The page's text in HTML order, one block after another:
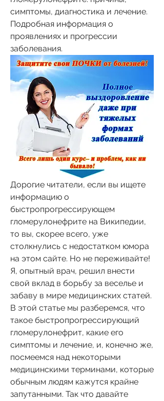
симптомы, диагностика и лечение.
Подробная информация о
проявлениях и прогрессии
заболевания.
Дорогие читатели, если вы ищете
информацию о
быстропрогрессирующем
гломерулонефрите на Википедии,
то вы, скорее всего, уже
столкнулись с недостатком юмора
на этом сайте. Но не переживайте!
Я, опытный врач, решил внести
свой вклад в борьбу за веселье и
забаву в мире медицинских статей.
В этой статье мы разберемся, что
такое быстропрогрессирующий
гломерулонефрит, какие его
симптомы и лечение, и, конечно же,
посмеемся над некоторыми
медицинскими терминами, которые
обычным людям кажутся крайне
запутанными. Так что давайте